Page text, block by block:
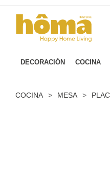
DECORACIÓN COCINA
COCINA > MESA >